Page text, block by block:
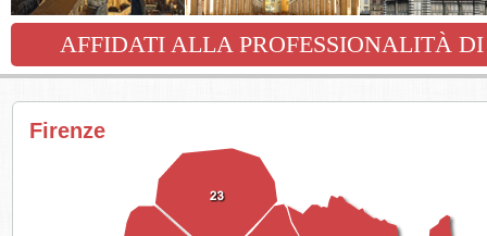
AFFIDATI ALLA PROFESSIONALITÀ
Firenze